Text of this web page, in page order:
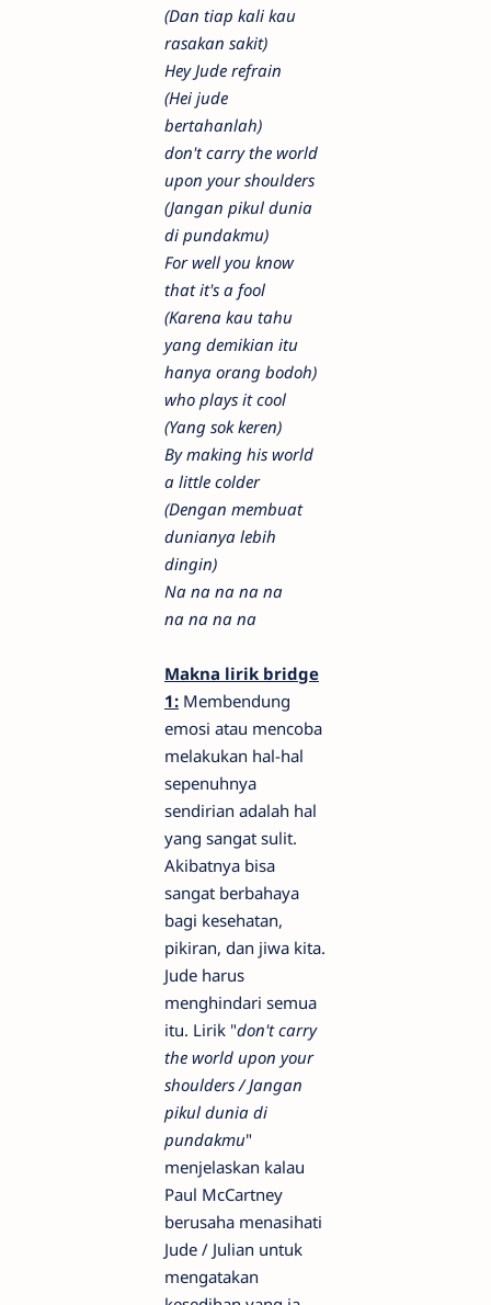
(Dan tiap kali kau
rasakan sakit)
Hey Jude refrain
(Hei jude
bertahanlah)
don't carry the world
upon your shoulders
(Jangan pikul dunia
di pundakmu)
For well you know
that it's a fool
(Karena kau tahu
yang demikian itu
hanya orang bodoh)
who plays it cool
(Yang sok keren)
By making his world
a little colder
(Dengan membuat
dunianya lebih
dingin)
Na na na na na
na na na na
Makna lirik bridge
1: Membendung
emosi atau mencoba
melakukan hal-hal
sepenuhnya
sendirian adalah hal
yang sangat sulit.
Akibatnya bisa
sangat berbahaya
bagi kesehatan,
pikiran, dan jiwa kita.
Jude harus
menghindari semua
itu. Lirik "don't carry
the world upon your
shoulders / Jangan
pikul dunia di
pundakmu"
menjelaskan kalau
Paul McCartney
berusaha menasihati
Jude / Julian untuk
mengatakan